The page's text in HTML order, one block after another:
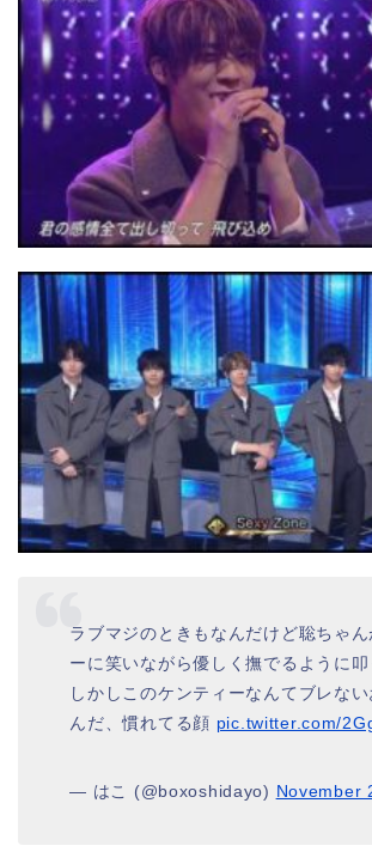
ラブマジのときもなんだけど聡ちゃん
ーに笑いながら優しく撫でるように
しかしこのケンティーなんてブレない
んだ、慣れてる顔 pic.twitter.com/
— はこ (@boxoshidayo) November